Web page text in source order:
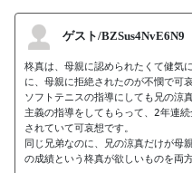
ゲスト/BZSus4NvE6N9
柊真は、母親に認められたくて健気
に、母親に拒絶されたのが不憫で可哀
ソフトテニスの指導にしても兄の涼
主義の指導をしてもらって、2年連
されていて可哀想です。
同じ兄弟なのに、兄の涼真だけが母
の成績という柊真が欲しいものを両